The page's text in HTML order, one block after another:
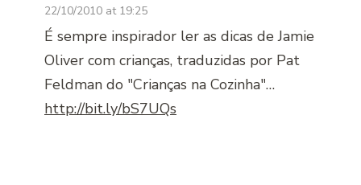
22/10/2010 at 19:25
É sempre inspirador ler as dicas de Jamie
Oliver com crianças, traduzidas por Pat
Feldman do "Crianças na Cozinha"…
http://bit.ly/bS7UQs